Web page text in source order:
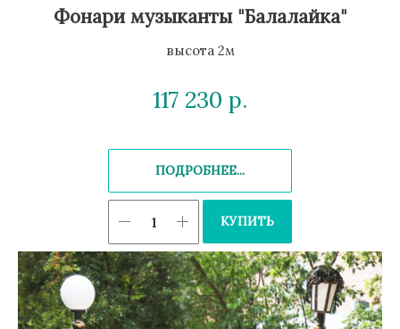
Фонари музыканты "Балалайка"
высота 2м
117 230 р.
ПОДРОБНЕЕ...
КУПИТЬ